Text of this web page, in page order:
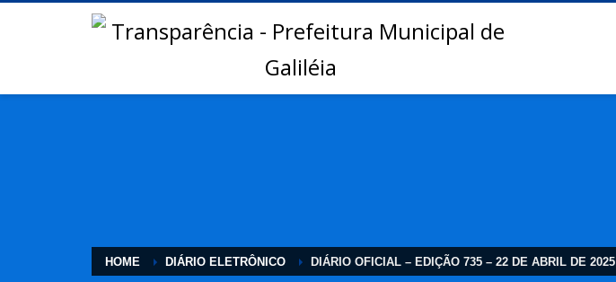
HOME DIÁRIO ELETRÔNICO DIÁRIO OFICIAL – EDIÇÃO 735 – 22 DE ABRIL DE 2025